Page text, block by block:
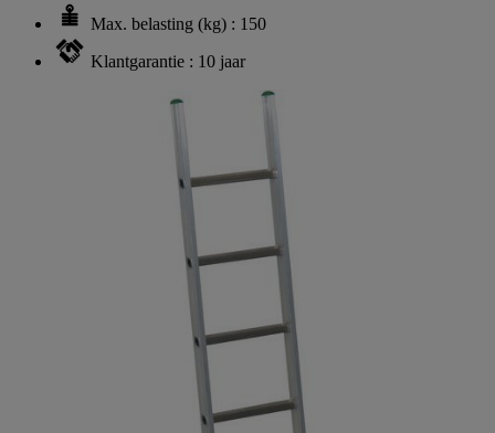
Max. belasting (kg) : 150
Klantgarantie : 10 jaar